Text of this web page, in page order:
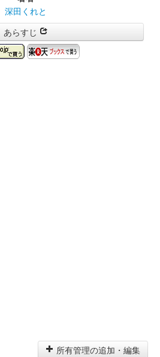
深田くれと
あらすじ
所有管理の追加・編集